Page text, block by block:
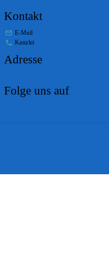
Kontakt
E-Mail
Kanzlei
Adresse
Folge uns auf